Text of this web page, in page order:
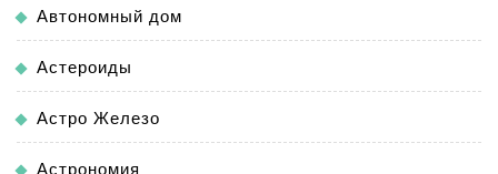
Автономный дом
Астероиды
Астро Железо
Астрономия